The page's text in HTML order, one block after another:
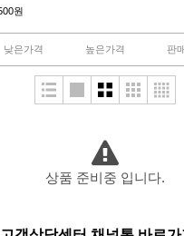
원
낮은가격 높은가격 판
상품 준비중 입니다.